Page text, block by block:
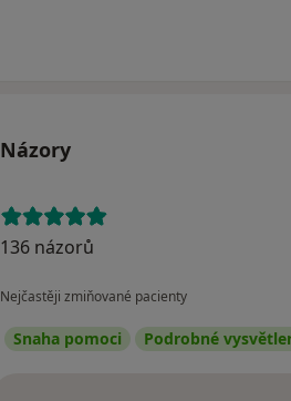
Názory
136 názorů
Nejčastěji zmiňované pacienty
Snaha pomoci Podrobné